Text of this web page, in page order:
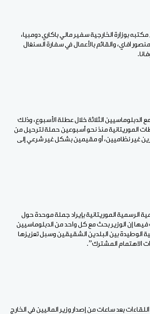
بوزارة الخارجية سفير مالي باكاري دومبيا،
افاي، والقائم بالأعمال في سفارة السنغال
الدبلوماسيين الثلاثة خلال عطلة الأسبوع، وذلك
الموريتانية منذ نحو أسبوعين حملة لترحيل من
غير نظاميين، أو مقيمين بشكل غير شرعي إلى
الرسمية الموريتانية بإيراد جملة موحدة حول
فيها إن الوزير بحث مع كل واحد من الدبلوماسيين
الوطيدة بين البلدين الشقيقين وسبل تعزيزها
الاهتمام المشترك”.
بعد ساعات من إصدار وزير الماليين في الخارج